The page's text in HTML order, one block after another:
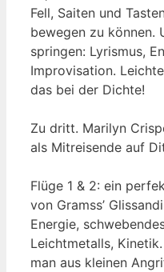
Fell, Saiten und
bewegen zu können.
springen: Lyrismus,
Improvisation.
das bei der Dichte!
Zu dritt. Marilyn
als Mitreisende auf
Flüge 1 & 2: ein
von Gramss’
Energie,
Leichtmetalls,
man aus kleinen